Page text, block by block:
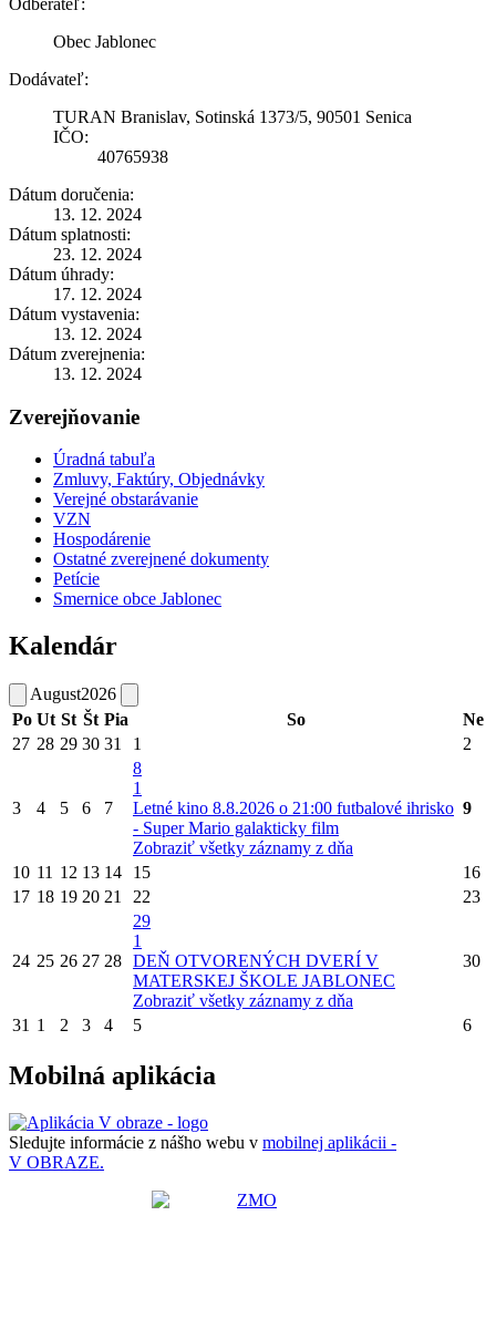
Obec Jablonec
Dodávateľ:
TURAN Branislav, Sotinská 1373/5, 90501 Senica
IČO:
40765938
Dátum doručenia:
13. 12. 2024
Dátum splatnosti:
23. 12. 2024
Dátum úhrady:
17. 12. 2024
Dátum vystavenia:
13. 12. 2024
Dátum zverejnenia:
13. 12. 2024
Zverejňovanie
Úradná tabuľa
Zmluvy, Faktúry, Objednávky
Verejné obstarávanie
VZN
Hospodárenie
Ostatné zverejnené dokumenty
Petície
Smernice obce Jablonec
Kalendár
August2026
Po Ut St Št Pia So
Ne
27 28 29 30 31 1 2
3 4 5 6 7
8
1
Letné kino 8.8.2026 o 21:00 futbalové ihrisko
- Super Mario galakticky film
Zobraziť všetky záznamy z dňa
9
10 11 12 13 14 15
16
17 18 19 20 21 22 23
24 25 26 27 28
29
1
DEŇ OTVORENÝCH DVERÍ V
MATERSKEJ ŠKOLE JABLONEC
Zobraziť všetky záznamy z dňa
30
31 1 2 3 4 5 6
Mobilná aplikácia
Sledujte informácie z nášho webu v mobilnej aplikácii -
V OBRAZE.